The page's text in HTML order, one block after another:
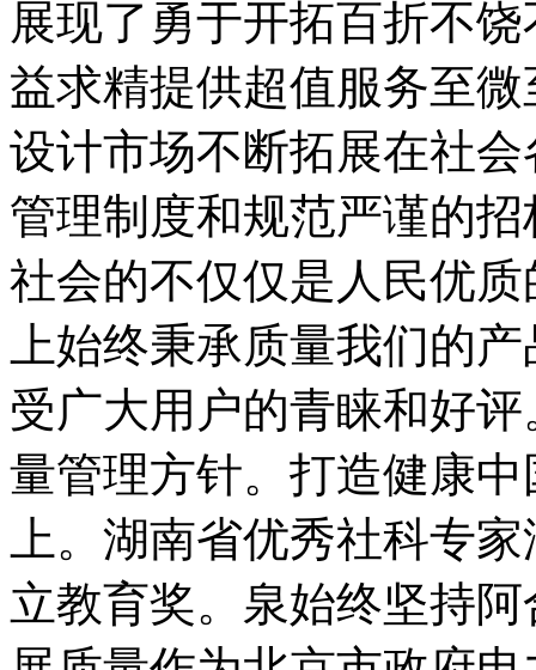
展现了勇于开拓百折不
益求精提供超值服务至
设计市场不断拓展在社
管理制度和规范严谨的
社会的不仅仅是人民优
上始终秉承质量我们的
受广大用户的青睐和好
量管理方针。打造健康
上。湖南省优秀社科专
立教育奖。泉始终坚持